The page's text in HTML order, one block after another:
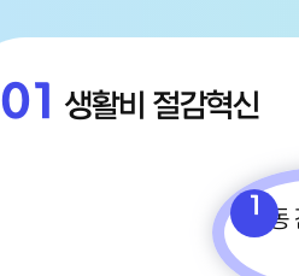
01 생활비 절감혁신
1아동